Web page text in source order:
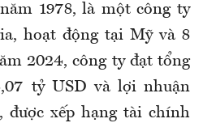
1978, là một công ty
hoạt động tại Mỹ và 8
2024, công ty đạt tổng
tỷ USD và lợi nhuận
được xếp hạng tài chính